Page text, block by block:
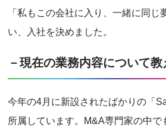
「私もこの会社に入り、一緒に同じ
い、入社を決めました。
－現在の業務内容について教
今年の4月に新設されたばかりの「
所属しています。M&A専門家の中で